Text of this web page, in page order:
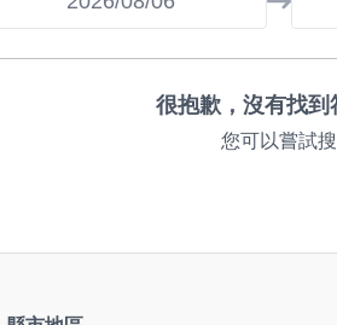
很抱歉，沒有找到
您可以嘗試